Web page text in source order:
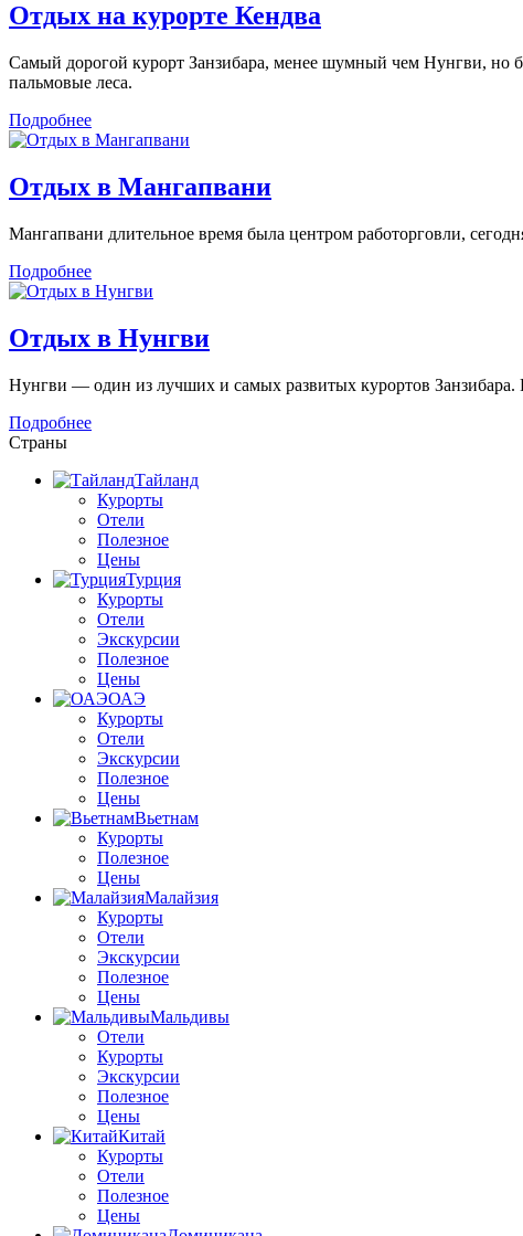
Отдых на курорте Кендва
Самый дорогой курорт Занзибара, менее шумный чем Нунгви, но
пальмовые леса.
Подробнее
Отдых в Мангапвани
Мангапвани длительное время была центром работорговли,
Подробнее
Отдых в Нунгви
Нунгви — один из лучших и самых развитых курортов Занзибара.
Подробнее
Страны
Тайланд
Курорты
Отели
Полезное
Цены
Турция
Курорты
Отели
Экскурсии
Полезное
Цены
ОАЭ
Курорты
Отели
Экскурсии
Полезное
Цены
Вьетнам
Курорты
Полезное
Цены
Малайзия
Курорты
Отели
Экскурсии
Полезное
Цены
Мальдивы
Отели
Курорты
Экскурсии
Полезное
Цены
Китай
Курорты
Отели
Полезное
Цены